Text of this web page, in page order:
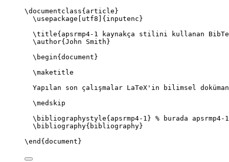
\documentclass{ article }
\usepackage
utf8 ]{ inputenc }
\title{apsrmp4-1 kaynakça stilini kullanan
\author{John Smith}
\begin{ document }
\maketitle
Yapılan son çalışmalar LaTeX'in bilimsel
\medskip
\bibliographystyle{apsrmp4-1} % burada
\bibliography{bibliography}
\end { document }